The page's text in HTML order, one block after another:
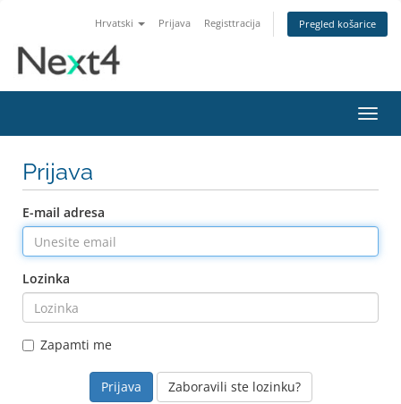
Hrvatski Prijava Registtracija Pregled košarice
Prijava
E-mail adresa
Lozinka
Zapamti me
Zaboravili ste lozinku?